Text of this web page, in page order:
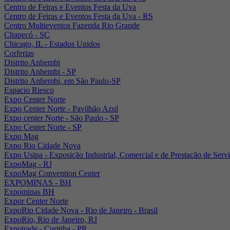
Centro de Feiras e Eventos Festa da Uva
Centro de Feiras e Eventos Festa da Uva - RS
Centro Multieventos Fazenda Rio Grande
Chapecó - SC
Chicago, IL - Estados Unidos
Corferias
Distrito Anhembi
Distrito Anhembi - SP
Distrito Anhembi, em São Paulo-SP
Espacio Riesco
Expo Center Norte
Expo Center Norte - Pavilhão Azul
Expo center Norte - São Paulo - SP
Expo Center Norte - SP
Expo Mag
Expo Rio Cidade Nova
Expo Usipa - Exposição Industrial, Comercial e de Prestação de
ExpoMag - RJ
ExpoMag Convention Center
EXPOMINAS - BH
Expominas BH
Expor Center Norte
ExpoRio Cidade Nova - Rio de Janeiro - Brasil
ExpoRio, Rio de Janeiro, RJ